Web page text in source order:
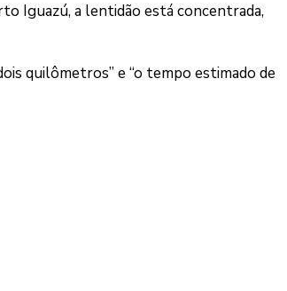
Iguazú, a lentidão está concentrada,
quilômetros” e “o tempo estimado de